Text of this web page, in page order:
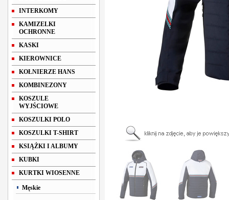
INTERKOMY
KAMIZELKI
OCHRONNE
KASKI
KIEROWNICE
KOŁNIERZE HANS
KOMBINEZONY
KOSZULE
WYJŚCIOWE
KOSZULKI POLO
KOSZULKI T-SHIRT
KSIĄŻKI I ALBUMY
KUBKI
KURTKI WIOSENNE
Męskie